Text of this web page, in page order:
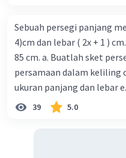
Sebuah persegi panjang
4)cm dan lebar ( 2x + 1 )
85 cm. a. Buatlah sket
persamaan dalam keliling
ukuran panjang dan lebar
39 5.0